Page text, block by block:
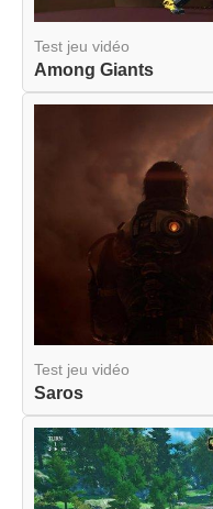
Test jeu vidéo
Among Giants
Test jeu vidéo
Saros